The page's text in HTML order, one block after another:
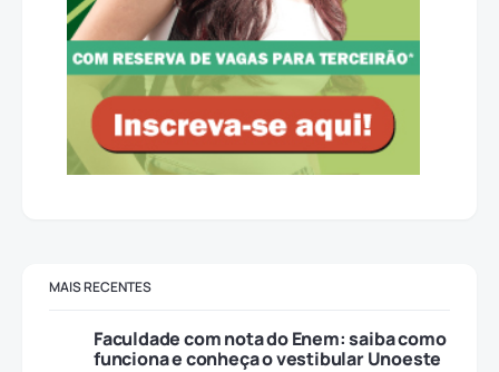
MAIS RECENTES
Faculdade com nota do Enem: saiba como
funciona e conheça o vestibular Unoeste